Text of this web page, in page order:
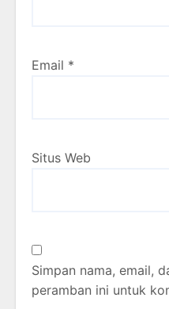
Email *
Situs Web
Simpan nama, email,
peramban ini untuk